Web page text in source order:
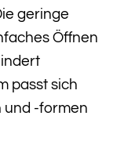
geringe
Öffnen
passt sich
und -formen